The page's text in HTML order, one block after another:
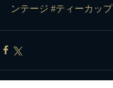
ンテージ #ティーカップ